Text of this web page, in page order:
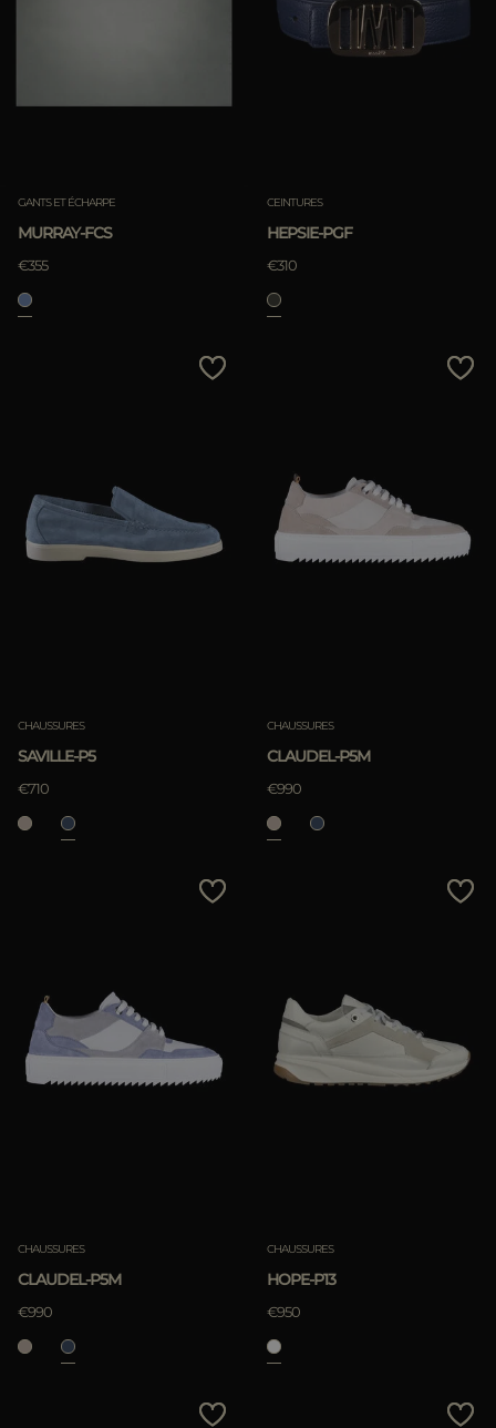
GANTS ET ÉCHARPE
MURRAY-FCS
€355
CEINTURES
HEPSIE-PGF
€310
CHAUSSURES
SAVILLE-P5
€710
CHAUSSURES
CLAUDEL-P5M
€990
CHAUSSURES
CLAUDEL-P5M
€990
CHAUSSURES
HOPE-P13
€950